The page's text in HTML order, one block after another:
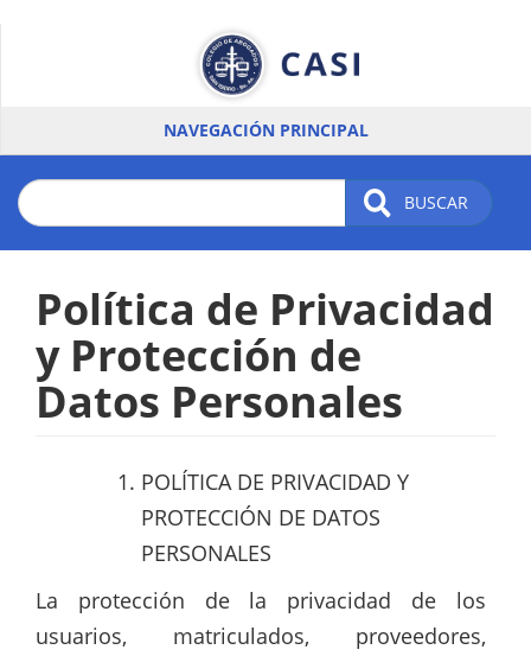
NAVEGACIÓN PRINCIPAL
BUSCAR
Política de Privacidad
y Protección de
Datos Personales
POLÍTICA DE PRIVACIDAD Y
PROTECCIÓN DE DATOS
PERSONALES
La protección de la privacidad de los
usuarios, matriculados, proveedores,